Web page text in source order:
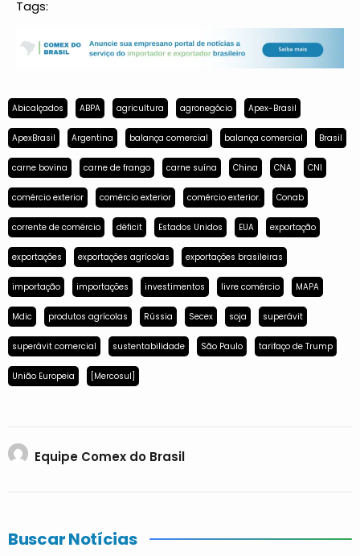
Tags:
Abicalçados ABPA agricultura agronegócio Apex-Brasil
ApexBrasil Argentina balança comercial balança comercial Brasil
carne bovina carne de frango carne suína China CNA CNI
comércio exterior comércio exterior comércio exterior. Conab
corrente de comércio déficit Estados Unidos EUA exportação
exportações exportações agrícolas exportações brasileiras
importação importações investimentos livre comércio MAPA
Mdic produtos agrícolas Rússia Secex soja superávit
superávit comercial sustentabilidade São Paulo tarifaço de Trump
União Europeia [Mercosul]
Equipe Comex do Brasil
Buscar Notícias